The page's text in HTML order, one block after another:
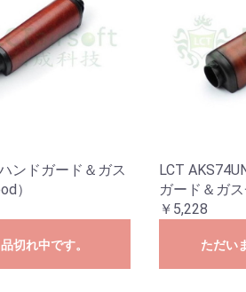
ンドガード＆ガス
）
切れ中です。
LCT
ガード＆ガス
￥5,228
ただい